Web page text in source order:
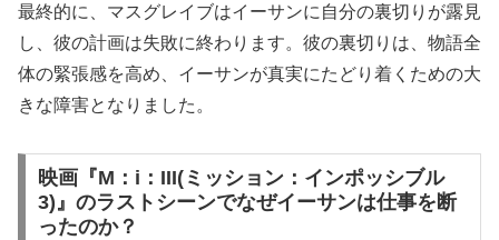
最終的に、マスグレイブはイーサンに自分の裏切りが露見
し、彼の計画は失敗に終わります。彼の裏切りは、物語全
体の緊張感を高め、イーサンが真実にたどり着くための大
きな障害となりました。
映画『M：i：III(ミッション：インポッシブル
3)』のラストシーンでなぜイーサンは仕事を断
ったのか？